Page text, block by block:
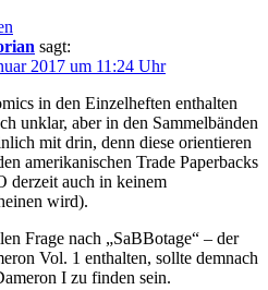
sagt:
2017 um 11:24 Uhr
in den Einzelheften enthalten
unklar, aber in den Sammelbänden
mit drin, denn diese orientieren
amerikanischen Trade Paperbacks
derzeit auch in keinem
wird).
Frage nach „SaBBotage“ – der
Vol. 1 enthalten, sollte demnach
I zu finden sein.